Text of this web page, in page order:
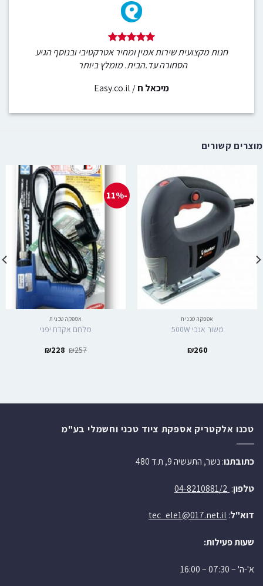
חנות מקצועית שירות אמין ומחיר אטרקטיבי ובנוסף הגיע
הסחורה עד.הבית. מומלץ ביותר
מיכאל ח/
Easy.co.il
מוצרים קשורים
אספקה טכנית
משור אנכי 500W
₪260
-11%
אספקה טכנית
מלחם אקדח יפני
₪257
₪228
טכנו אלקטריק אספקת ציוד טכני וחשמלי בע"מ
כתובתנו: נשר, התעשיה 9, ת.ד 480
טלפון:
דוא"ל:
tec_ele1@017.net.il
שעות פעילות:
א'-ה' – 07:30 – 16:00